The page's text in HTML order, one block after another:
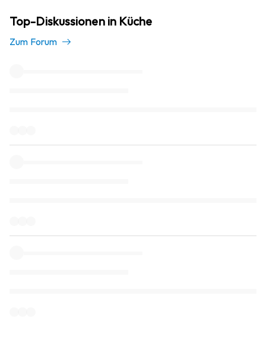
Top-Diskussionen in Küche
Zum Forum